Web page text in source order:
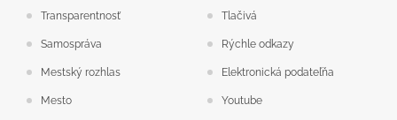
Transparentnosť Tlačivá
Samospráva Rýchle odkazy
Mestský rozhlas Elektronická podateľňa
Mesto Youtube